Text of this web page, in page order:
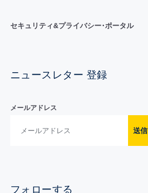
セキュリティ&プライバシー･ポータル
ニュースレター 登録
メールアドレス
送信
フォローする